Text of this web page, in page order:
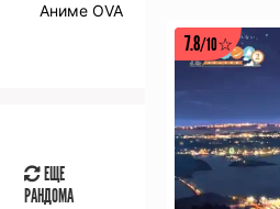
7.8/10☆
Аниме OVA
ЕЩЕ
РАНДОМА